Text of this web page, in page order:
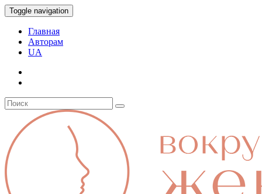
Toggle navigation
Главная
Авторам
UA